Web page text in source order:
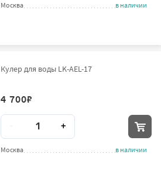
Москва в наличии
Кулер для воды LK-AEL-17
4 700₽
Количество
+
Москва в наличии